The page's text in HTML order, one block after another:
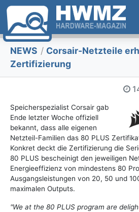
NEWS / Corsair-Netzteile
Zertifizierung
Speicherspezialist Corsair gab
Ende letzter Woche offiziell
bekannt, dass alle eigenen
Netzteil-Familien das 80 PLUS
Konkret deckt die Zertifizierung die
80 PLUS bescheinigt den jeweiligen
Energieeffizienz von mindestens 80
Ausgangsleistungen von 20, 50 und
maximalen Outputs.
"We at the 80 PLUS program are